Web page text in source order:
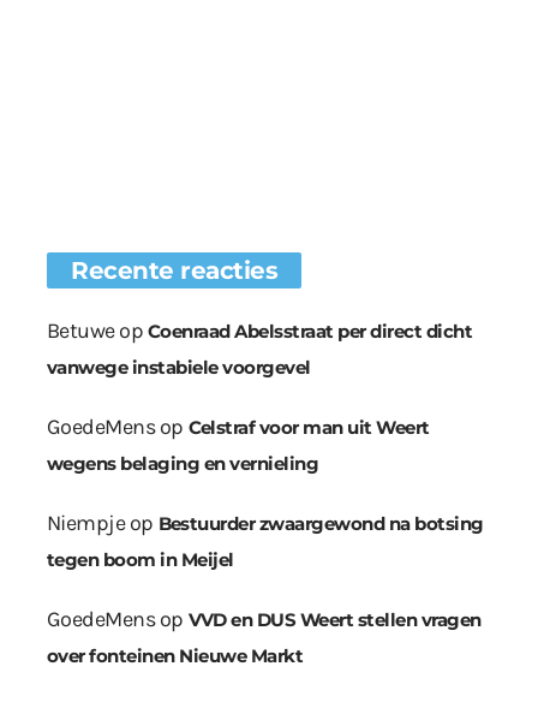
Recente reacties
Betuweop Coenraad Abelsstraat per direct dicht
vanwege instabiele voorgevel
GoedeMensop Celstraf voor man uit Weert
wegens belaging en vernieling
Niempjeop Bestuurder zwaargewond na botsing
tegen boom in Meijel
GoedeMensop VVD en DUS Weert stellen vragen
over fonteinen Nieuwe Markt